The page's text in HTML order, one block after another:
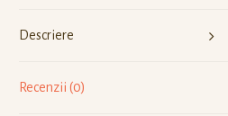
Descriere
Recenzii (0)